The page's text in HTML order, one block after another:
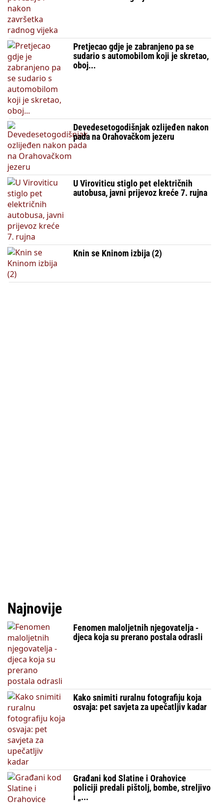
Pretjecao gdje je zabranjeno pa se
sudario s automobilom koji je skretao,
oboj...
Devedesetogodišnjak ozlijeđen nakon
pada na Orahovačkom jezeru
U Viroviticu stiglo pet električnih
autobusa, javni prijevoz kreće 7. rujna
Knin se Kninom izbija (2)
Najnovije
Fenomen maloljetnih njegovatelja -
djeca koja su prerano postala odrasli
Kako snimiti ruralnu fotografiju koja
osvaja: pet savjeta za upečatljiv kadar
Građani kod Slatine i Orahovice
policiji predali pištolj, bombe, streljivo
i „...